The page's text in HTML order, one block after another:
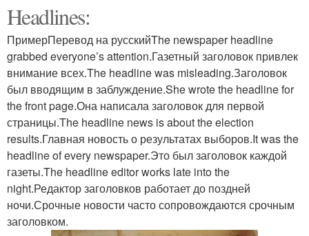
Headlines:
ПримерПеревод на русскийThe newspaper headline
grabbed everyone’s attention.Газетный заголовок привлек
внимание всех.The headline was misleading.Заголовок
был вводящим в заблуждение.She wrote the headline for
the front page.Она написала заголовок для первой
страницы.The headline news is about the election
results.Главная новость о результатах выборов.It was the
headline of every newspaper.Это был заголовок каждой
газеты.The headline editor works late into the
night.Редактор заголовков работает до поздней
ночи.Срочные новости часто сопровождаются срочным
заголовком.